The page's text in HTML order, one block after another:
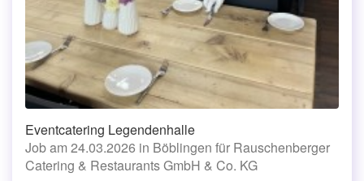
Eventcatering Legendenhalle
Job am 24.03.2026 in Böblingen für Rauschenberger
Catering & Restaurants GmbH & Co. KG